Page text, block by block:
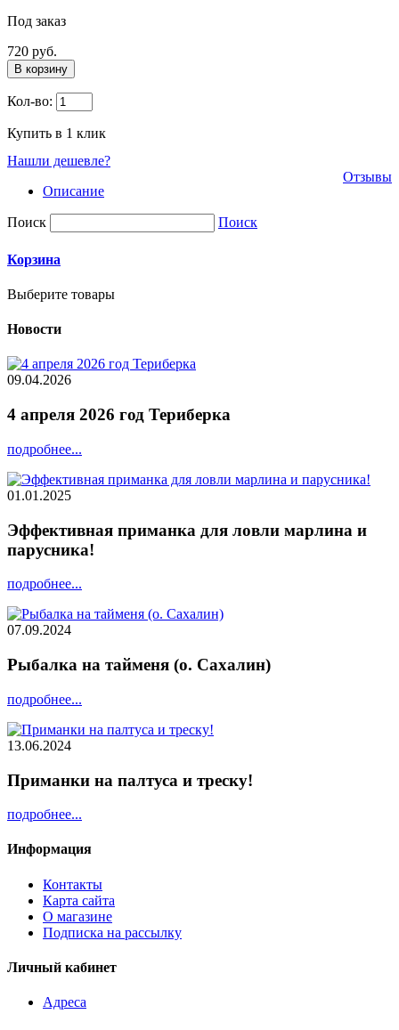
Под заказ
720 руб.
В корзину
Кол-во:
Купить в 1 клик
Нашли дешевле?
Отзывы
Описание
Поиск Поиск
Корзина
Выберите товары
Новости
09.04.2026
4 апреля 2026 год Териберка
подробнее...
01.01.2025
Эффективная приманка для ловли марлина и
парусника!
подробнее...
07.09.2024
Рыбалка на тайменя (о. Сахалин)
подробнее...
13.06.2024
Приманки на палтуса и треску!
подробнее...
Информация
Контакты
Карта сайта
О магазине
Подписка на рассылку
Личный кабинет
Адреса